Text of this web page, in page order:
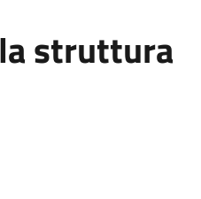
struttura